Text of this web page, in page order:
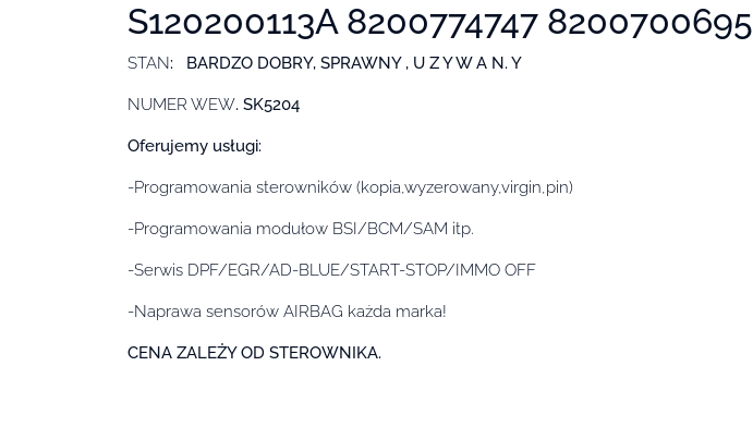
S120200113A 8200774747 8200700695
STAN: BARDZO DOBRY, SPRAWNY , U Z Y W A N. Y
NUMER WEW. SK5204
Oferujemy usługi:
-Programowania sterowników (kopia,wyzerowany,virgin,pin)
-Programowania modułow BSI/BCM/SAM itp.
-Serwis DPF/EGR/AD-BLUE/START-STOP/IMMO OFF
-Naprawa sensorów AIRBAG każda marka!
CENA ZALEŻY OD STEROWNIKA.